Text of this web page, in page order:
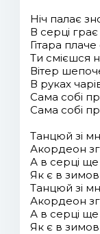
Ніч палає
В серці
Гітара
Ти смієшся
Вітер
В руках
Сама собі
Сама собі
Танцюй зі
Акордеон
А в серці ще
Як є в
Танцюй зі
Акордеон
А в серці ще
Як є в